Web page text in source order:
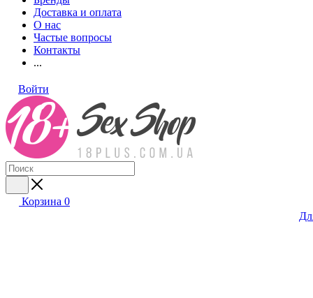
Доставка и оплата
О нас
Частые вопросы
Контакты
...
Войти
Корзина 0